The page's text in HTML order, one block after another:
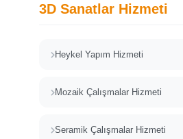
3D Sanatlar Hizmeti
Heykel Yapım Hizmeti
Mozaik Çalışmalar Hizmeti
Seramik Çalışmalar Hizmeti